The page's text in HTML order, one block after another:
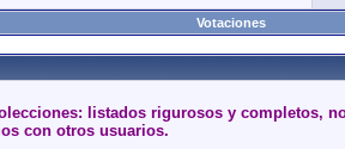
Votaciones
listados rigurosos y completos,
con otros usuarios.